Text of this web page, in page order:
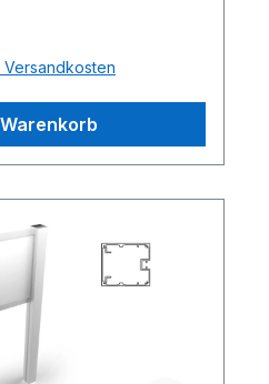
Versandkosten